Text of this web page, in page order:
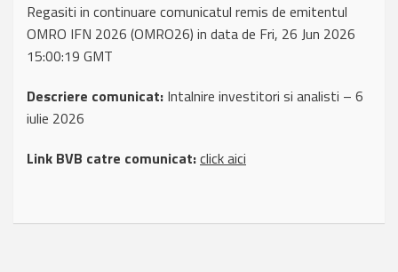
Regasiti in continuare comunicatul remis de emitentul
OMRO IFN 2026 (OMRO26) in data de Fri, 26 Jun 2026
15:00:19 GMT
Descriere comunicat: Intalnire investitori si analisti – 6
iulie 2026
Link BVB catre comunicat:click aici